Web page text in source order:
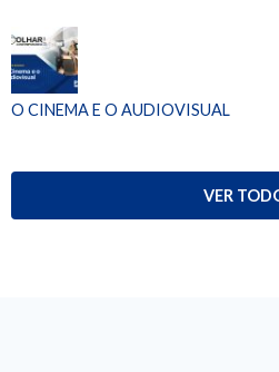
O CINEMA E O AUDIOVISUAL
VER